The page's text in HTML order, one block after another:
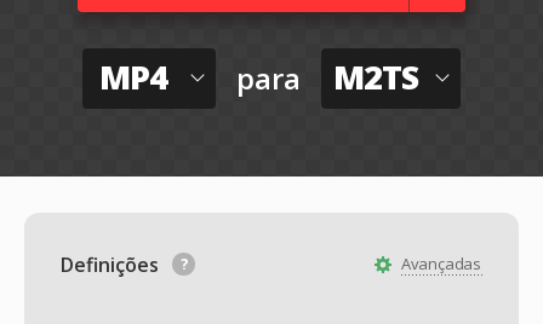
MP4 para M2TS
Avançadas
Definições